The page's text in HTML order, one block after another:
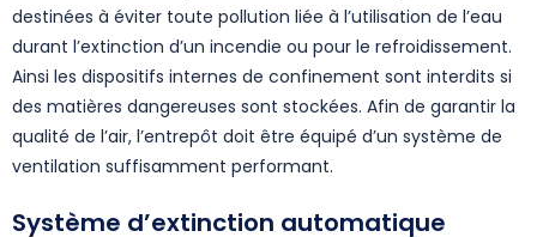
destinées à éviter toute pollution liée à l’utilisation de l’eau
durant l’extinction d’un incendie ou pour le refroidissement.
Ainsi les dispositifs internes de confinement sont interdits si
des matières dangereuses sont stockées. Afin de garantir la
qualité de l’air, l’entrepôt doit être équipé d’un système de
ventilation suffisamment performant.
Système d’extinction automatique